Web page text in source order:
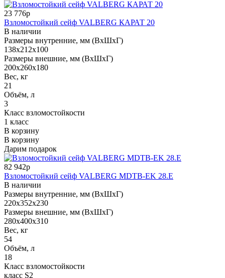
23 776р
Взломостойкий сейф VALBERG КАРАТ 20
В наличии
Размеры внутренние, мм (ВхШхГ)
138x212x100
Размеры внешние, мм (ВхШхГ)
200x260x180
Вес, кг
21
Объём, л
3
Класс взломостойкости
1 класс
В корзину
В корзину
Дарим подарок
82 942р
Взломостойкий сейф VALBERG MDTB-EK 28.E
В наличии
Размеры внутренние, мм (ВхШхГ)
220x352x230
Размеры внешние, мм (ВхШхГ)
280x400x310
Вес, кг
54
Объём, л
18
Класс взломостойкости
класс S2